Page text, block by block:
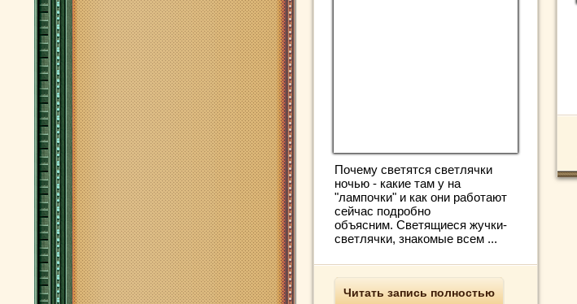
Почему светятся светлячки
ночью - какие там у на
"лампочки" и как они работают
сейчас подробно
объясним. Светящиеся жучки-
светлячки, знакомые всем ...
Читать запись полностью